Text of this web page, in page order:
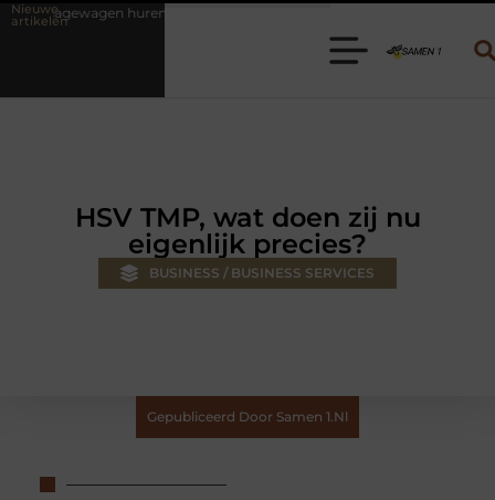
Nieuwe
artikelenKies de juiste aanhanger voor jouw klus
HSV TMP, wat doen zij nu
eigenlijk precies?
BUSINESS / BUSINESS SERVICES
Gepubliceerd Door Samen 1.nl